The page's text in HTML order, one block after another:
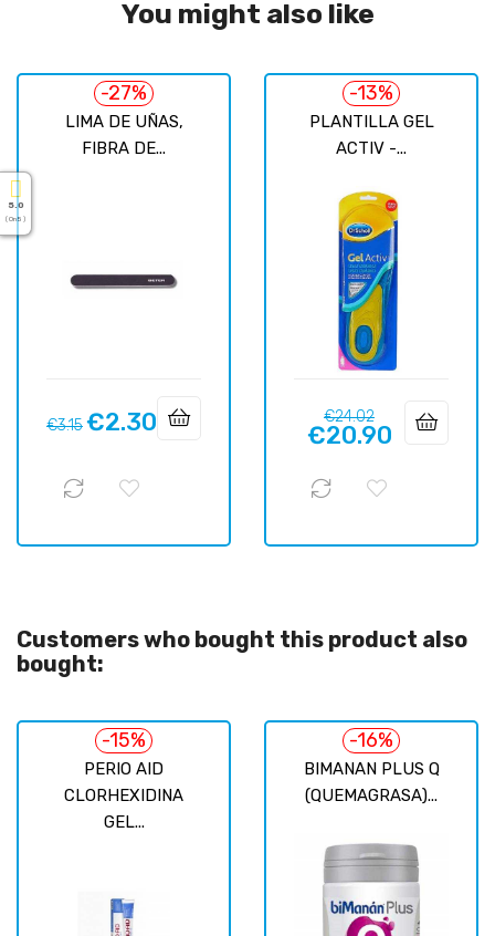
You might also like
LIMA DE UÑAS,
FIBRA DE...
-27%
Regular
€3.15Price
€2.30
PLANTILLA GEL
ACTIV -...
-13%
Regular
price
€24.02Price
€20.90
Customers who bought this product also
bought:
PERIO AID
CLORHEXIDINA
GEL...
-15%
BIMANAN PLUS Q
(QUEMAGRASA)...
-16%
5.0
( On 5 )